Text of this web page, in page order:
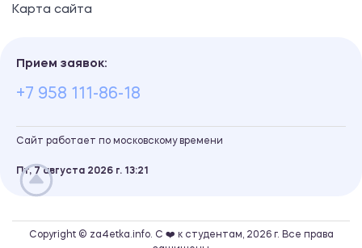
Карта сайта
Прием заявок:
+7 958 111-86-18
Сайт работает по московскому времени
Пт, 7 августа 2026 г. 13:21
Copyright © za4etka.info. С ❤️ к студентам, 2026 г. Все права